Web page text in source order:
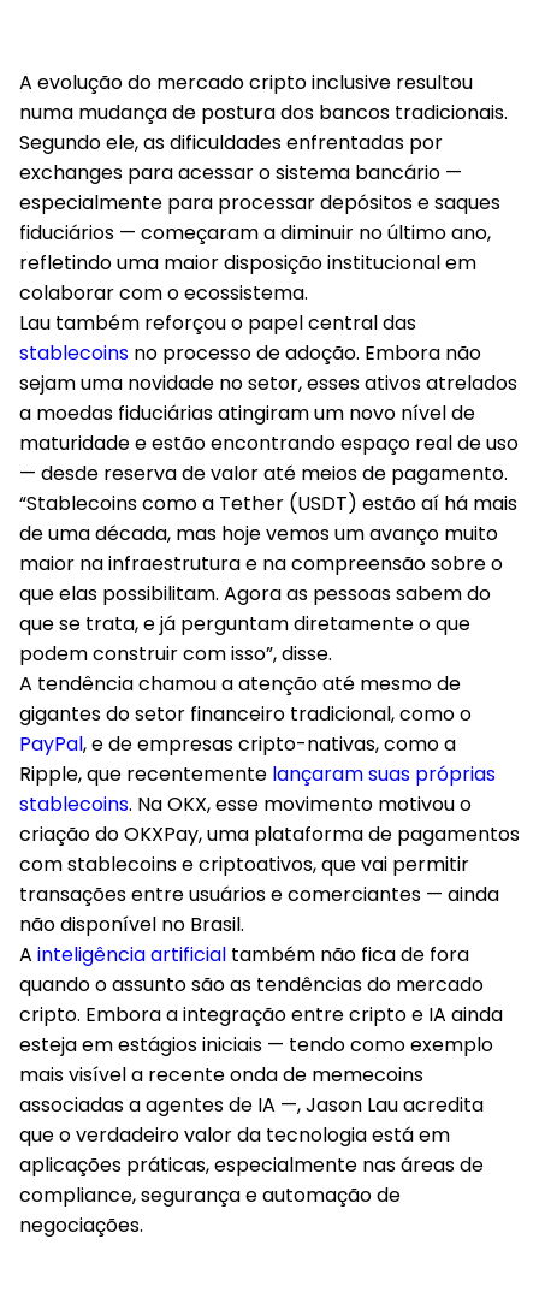
A evolução do mercado cripto inclusive resultou
numa mudança de postura dos bancos tradicionais.
Segundo ele, as dificuldades enfrentadas por
exchanges para acessar o sistema bancário —
especialmente para processar depósitos e saques
fiduciários — começaram a diminuir no último ano,
refletindo uma maior disposição institucional em
colaborar com o ecossistema.
Lau também reforçou o papel central das
stablecoins no processo de adoção. Embora não
sejam uma novidade no setor, esses ativos atrelados
a moedas fiduciárias atingiram um novo nível de
maturidade e estão encontrando espaço real de uso
— desde reserva de valor até meios de pagamento.
“Stablecoins como a Tether (USDT) estão aí há mais
de uma década, mas hoje vemos um avanço muito
maior na infraestrutura e na compreensão sobre o
que elas possibilitam. Agora as pessoas sabem do
que se trata, e já perguntam diretamente o que
podem construir com isso”, disse.
A tendência chamou a atenção até mesmo de
gigantes do setor financeiro tradicional, como o
PayPal, e de empresas cripto-nativas, como a
Ripple, que recentemente lançaram suas próprias
stablecoins. Na OKX, esse movimento motivou o
criação do OKXPay, uma plataforma de pagamentos
com stablecoins e criptoativos, que vai permitir
transações entre usuários e comerciantes — ainda
não disponível no Brasil.
A inteligência artificial também não fica de fora
quando o assunto são as tendências do mercado
cripto. Embora a integração entre cripto e IA ainda
esteja em estágios iniciais — tendo como exemplo
mais visível a recente onda de memecoins
associadas a agentes de IA —, Jason Lau acredita
que o verdadeiro valor da tecnologia está em
aplicações práticas, especialmente nas áreas de
compliance, segurança e automação de
negociações.